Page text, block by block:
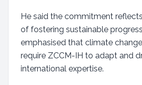
He said the commitment
of fostering sustainable
emphasised that climate
require ZCCM-IH to adapt and
international expertise.